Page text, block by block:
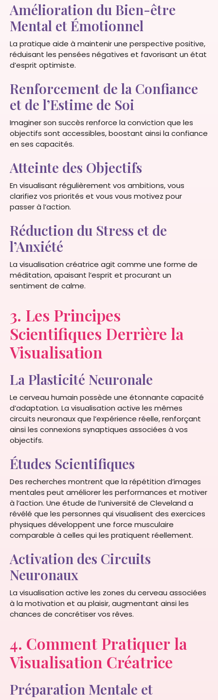
Amélioration du Bien-être
Mental et Émotionnel
La pratique aide à maintenir une perspective positive,
réduisant les pensées négatives et favorisant un état
d’esprit optimiste.
Renforcement de la Confiance
et de l’Estime de Soi
Imaginer son succès renforce la conviction que les
objectifs sont accessibles, boostant ainsi la confiance
en ses capacités.
Atteinte des Objectifs
En visualisant régulièrement vos ambitions, vous
clarifiez vos priorités et vous vous motivez pour
passer à l’action.
Réduction du Stress et de
l’Anxiété
La visualisation créatrice agit comme une forme de
méditation, apaisant l’esprit et procurant un
sentiment de calme.
3. Les Principes
Scientifiques Derrière la
Visualisation
La Plasticité Neuronale
Le cerveau humain possède une étonnante capacité
d’adaptation. La visualisation active les mêmes
circuits neuronaux que l’expérience réelle, renforçant
ainsi les connexions synaptiques associées à vos
objectifs.
Études Scientifiques
Des recherches montrent que la répétition d’images
mentales peut améliorer les performances et motiver
à l’action. Une étude de l’université de Cleveland a
révélé que les personnes qui visualisent des exercices
physiques développent une force musculaire
comparable à celles qui les pratiquent réellement.
Activation des Circuits
Neuronaux
La visualisation active les zones du cerveau associées
à la motivation et au plaisir, augmentant ainsi les
chances de concrétiser vos rêves.
4. Comment Pratiquer la
Visualisation Créatrice
Préparation Mentale et